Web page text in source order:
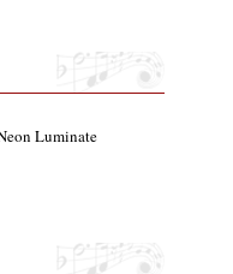
- 134. rész
Luminate